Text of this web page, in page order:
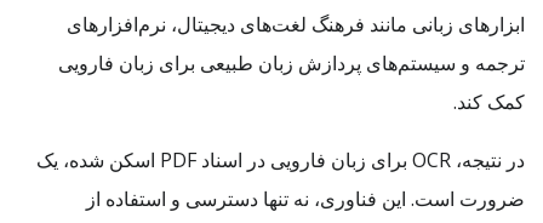
ابزارهای زبانی مانند فرهنگ لغت‌های دیجیتال، نرم‌افزارهای
ترجمه و سیستم‌های پردازش زبان طبیعی برای زبان فارویی
کمک کند.
در نتیجه، OCR برای زبان فارویی در اسناد PDF اسکن شده، یک
ضرورت است. این فناوری، نه تنها دسترسی و استفاده از